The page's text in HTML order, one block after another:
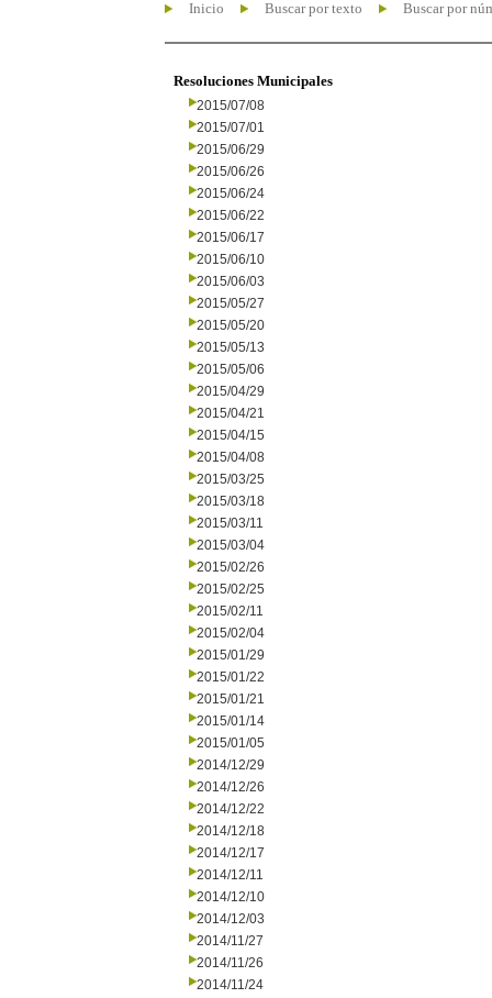
Inicio Buscar por texto Buscar por
Resoluciones Municipales
2015/07/08
2015/07/01
2015/06/29
2015/06/26
2015/06/24
2015/06/22
2015/06/17
2015/06/10
2015/06/03
2015/05/27
2015/05/20
2015/05/13
2015/05/06
2015/04/29
2015/04/21
2015/04/15
2015/04/08
2015/03/25
2015/03/18
2015/03/11
2015/03/04
2015/02/26
2015/02/25
2015/02/11
2015/02/04
2015/01/29
2015/01/22
2015/01/21
2015/01/14
2015/01/05
2014/12/29
2014/12/26
2014/12/22
2014/12/18
2014/12/17
2014/12/11
2014/12/10
2014/12/03
2014/11/27
2014/11/26
2014/11/24